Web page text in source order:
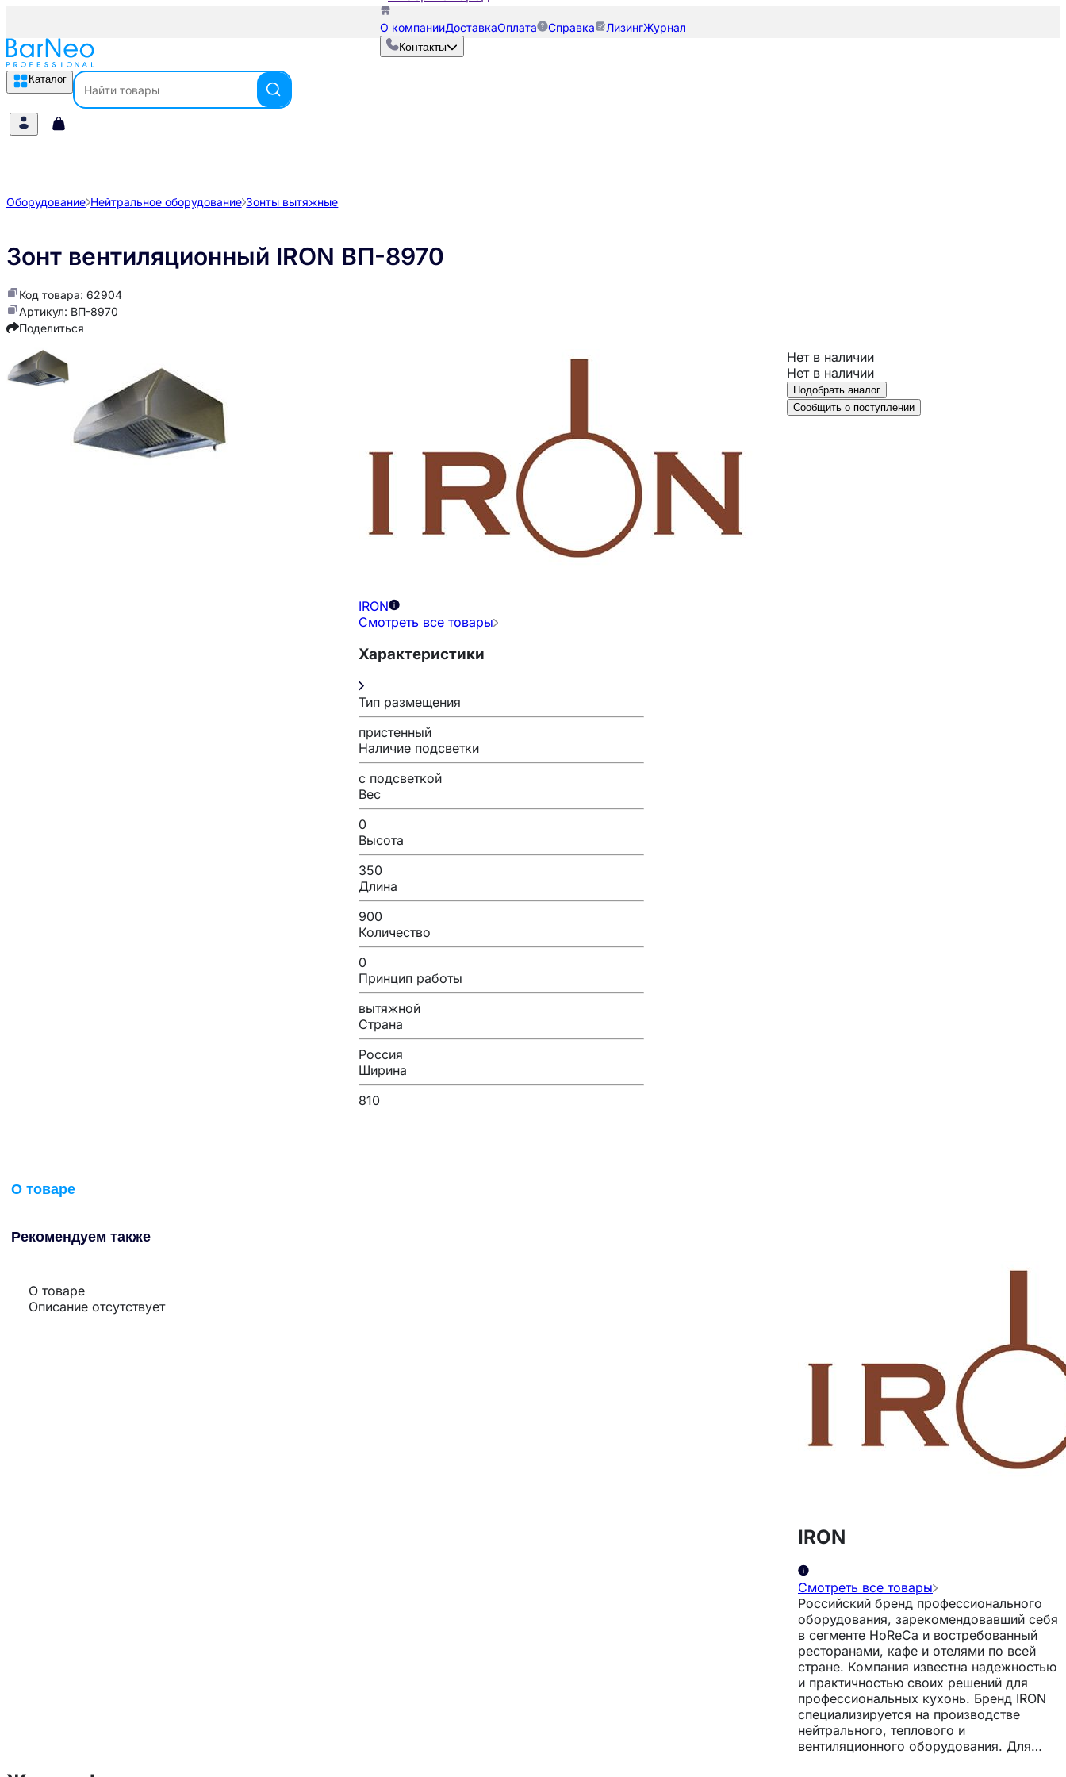
О компанииДоставкаОплата Справка ЛизингЖурнал
Контакты
Каталог
Оборудование Нейтральное оборудование Зонты вытяжные
Зонт вентиляционный IRON ВП-8970
Код товара: 62904
Артикул: ВП-8970
Поделиться
IRON
Смотреть все товары
Характеристики
Тип размещения
пристенный
Наличие подсветки
с подсветкой
Вес
0
Высота
350
Длина
900
Количество
0
Принцип работы
вытяжной
Страна
Россия
Ширина
810
Нет в наличии
Нет в наличии
Подобрать аналог
Сообщить о поступлении
О товаре
Рекомендуем также
О товаре
Описание отсутствует
IRON
Смотреть все товары
Российский бренд профессионального
оборудования, зарекомендовавший себя
в сегменте HoReCa и востребованный
ресторанами, кафе и отелями по всей
стране. Компания известна надежностью
и практичностью своих решений для
профессиональных кухонь. Бренд IRON
специализируется на производстве
нейтрального, теплового и
вентиляционного оборудования. Для